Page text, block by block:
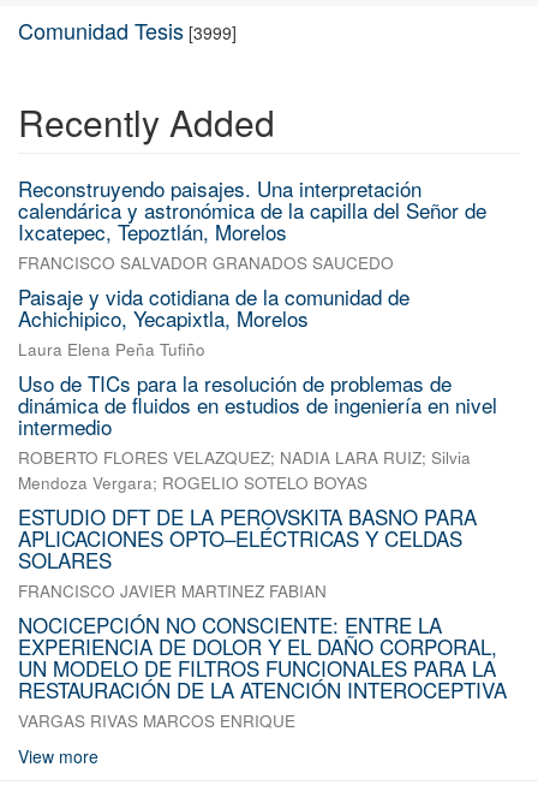
Comunidad Tesis [3999]
Recently Added
Reconstruyendo paisajes. Una interpretación
calendárica y astronómica de la capilla del Señor de
Ixcatepec, Tepoztlán, Morelos
FRANCISCO SALVADOR GRANADOS SAUCEDO
Paisaje y vida cotidiana de la comunidad de
Achichipico, Yecapixtla, Morelos
Laura Elena Peña Tufiño
Uso de TICs para la resolución de problemas de
dinámica de fluidos en estudios de ingeniería en nivel
intermedio
ROBERTO FLORES VELAZQUEZ; NADIA LARA RUIZ; Silvia
Mendoza Vergara; ROGELIO SOTELO BOYAS
ESTUDIO DFT DE LA PEROVSKITA BASNO PARA
APLICACIONES OPTO–ELÉCTRICAS Y CELDAS
SOLARES
FRANCISCO JAVIER MARTINEZ FABIAN
NOCICEPCIÓN NO CONSCIENTE: ENTRE LA
EXPERIENCIA DE DOLOR Y EL DAÑO CORPORAL,
UN MODELO DE FILTROS FUNCIONALES PARA LA
RESTAURACIÓN DE LA ATENCIÓN INTEROCEPTIVA
VARGAS RIVAS MARCOS ENRIQUE
View more